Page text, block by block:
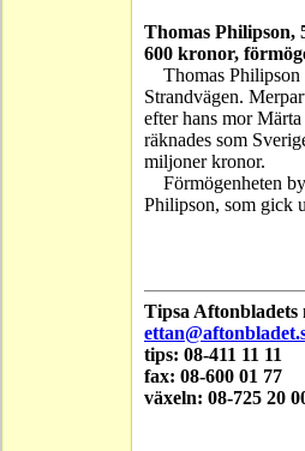
Thomas Philipson,
600 kronor,
Thomas Philipson
Strandvägen.
efter hans mor
räknades som
miljoner kronor.
Förmögenheten
Philipson, som gick
Tipsa Aftonbladets
tips: 08-411 11 11
fax: 08-600 01 77
växeln: 08-725 20